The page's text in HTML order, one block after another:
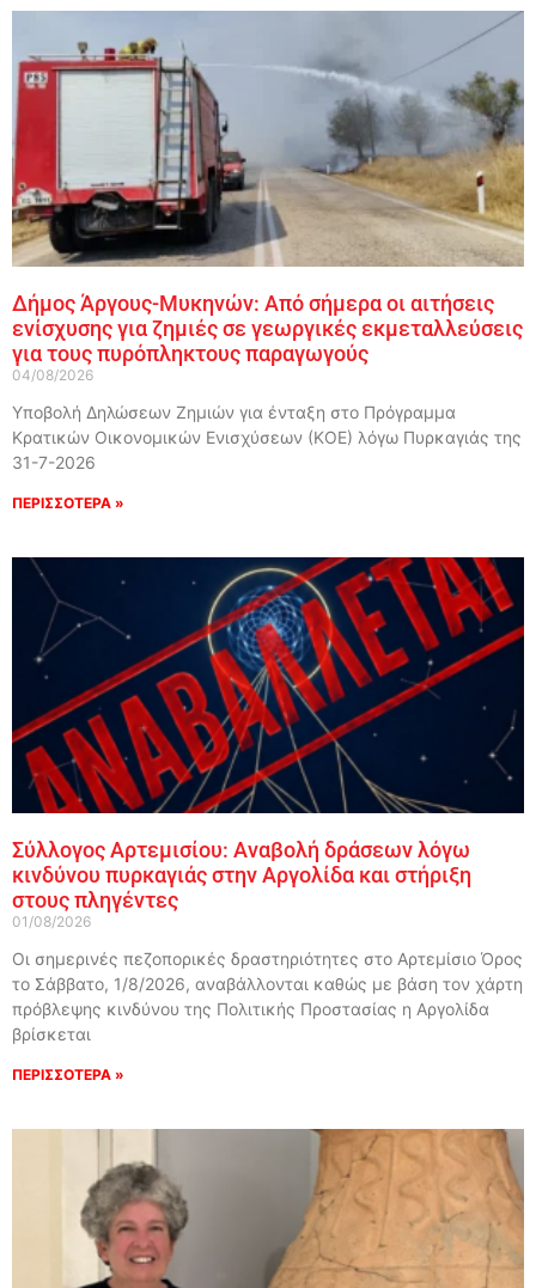
Δήμος Άργους-Μυκηνών: Από σήμερα οι αιτήσεις
ενίσχυσης για ζημιές σε γεωργικές εκμεταλλεύσεις
για τους πυρόπληκτους παραγωγούς
04/08/2026
Υποβολή Δηλώσεων Ζημιών για ένταξη στο Πρόγραμμα
Κρατικών Οικονομικών Ενισχύσεων (ΚΟΕ) λόγω Πυρκαγιάς της
31-7-2026
ΠΕΡΙΣΣΟΤΕΡΑ »
Σύλλογος Αρτεμισίου: Αναβολή δράσεων λόγω
κινδύνου πυρκαγιάς στην Αργολίδα και στήριξη
στους πληγέντες
01/08/2026
Οι σημερινές πεζοπορικές δραστηριότητες στο Αρτεμίσιο Όρος
το Σάββατο, 1/8/2026, αναβάλλονται καθώς με βάση τον χάρτη
πρόβλεψης κινδύνου της Πολιτικής Προστασίας η Αργολίδα
βρίσκεται
ΠΕΡΙΣΣΟΤΕΡΑ »